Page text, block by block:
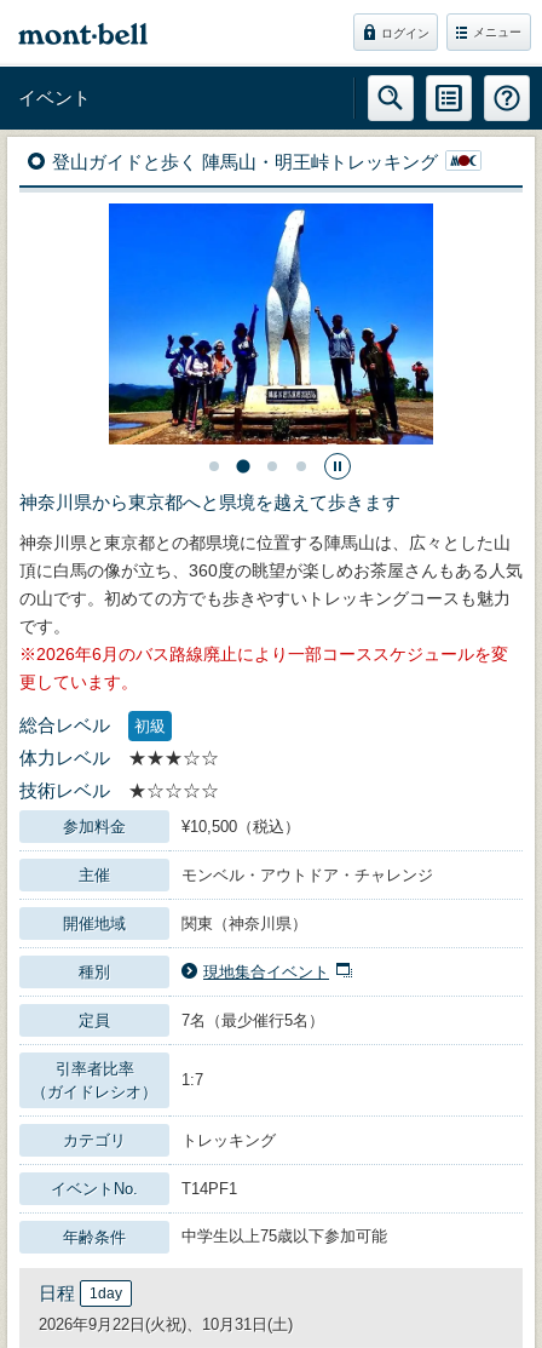
ログイン メニュー
イベント
登山ガイドと歩く 陣馬山・明王峠トレッキング
神奈川県から東京都へと県境を越えて歩きます
神奈川県と東京都との都県境に位置する陣馬山は、広々とした山
頂に白馬の像が立ち、360度の眺望が楽しめお茶屋さんもある人気
の山です。初めての方でも歩きやすいトレッキングコースも魅力
です。
2026年6月のバス路線廃止により一部コーススケジュールを変
更しています。
総合レベル 初級
体力レベル
★★★☆☆
技術レベル
★☆☆☆☆
参加料金 ¥10,500（税込）
主催 モンベル・アウトドア・チャレンジ
開催地域 関東（神奈川県）
種別 現地集合イベント
定員 7名（最少催行5名）
引率者比率
（ガイドレシオ）
1:7
カテゴリ トレッキング
イベントNo. T14PF1
年齢条件 中学生以上75歳以下参加可能
日程 1day
2026年9月22日(火祝)、10月31日(土)